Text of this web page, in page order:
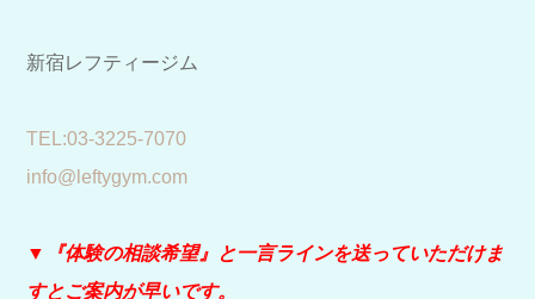
新宿レフティージム
​TEL:03-3225-7070
info@leftygym.com
▼『体験の相談希望』と一言ラインを送っていただけま
すとご案内が早いです。